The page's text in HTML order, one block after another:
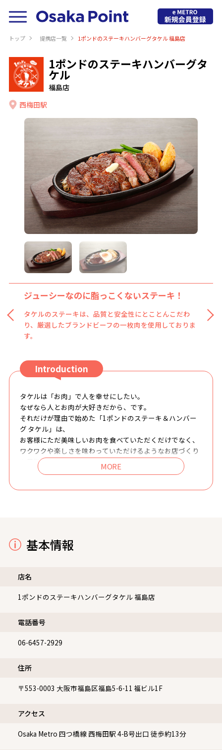
トップ 提携店⼀覧 1ポンドのステーキハンバーグタケル 福島店
1ポンドのステーキハンバーグタ
ケル
福島店
西梅田駅
ジューシーなのに脂っこくないステーキ！
タケルのステーキは、品質と安全性にとことんこだわ
り、厳選したブランドビーフの一枚肉を使用しておりま
す。
ふっくらやわらか手ごねハンバーグ！
ビーフ100%でつなぎ不使用ふわふわ食感の柔らかハン
バーグ。噛みごたえ抜群の粗挽きバーグもあります。
Introduction
タケルは「お肉」で人を幸せにしたい。
なぜなら人とお肉が大好きだから、です。
それだけが理由で始めた「1ポンドのステーキ＆ハンバー
グ タケル」は、
お客様にただ美味しいお肉を食べていただくだけでなく、
ワクワクや楽しさを味わっていただけるようなお店づくり
を目指し
商品開発・サービスの向上に努めております。
美味しいお肉と楽しい時間であなたに幸せを感じていただ
基本情報
店名
1ポンドのステーキハンバーグタケル 福島店
電話番号
06-6457-2929
住所
〒553-0003 大阪市福島区福島5-6-11 福ビル1F
アクセス
Osaka Metro 四つ橋線 西梅田駅 4-B号出口 徒歩約13分